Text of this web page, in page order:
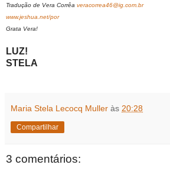
Tradução de Vera Corrêa veracorrea46@ig.com.br
www.jeshua.net/por
Grata Vera!
LUZ!
STELA
Maria Stela Lecocq Muller às 20:28
Compartilhar
3 comentários: